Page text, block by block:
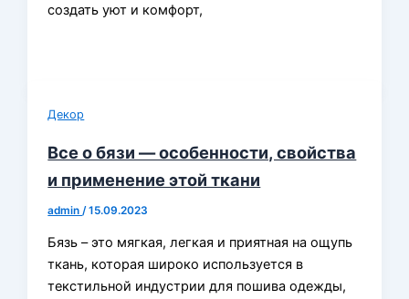
создать уют и комфорт,
Декор
Все о бязи — особенности, свойства
и применение этой ткани
admin /15.09.2023
Бязь – это мягкая, легкая и приятная на ощупь
ткань, которая широко используется в
текстильной индустрии для пошива одежды,